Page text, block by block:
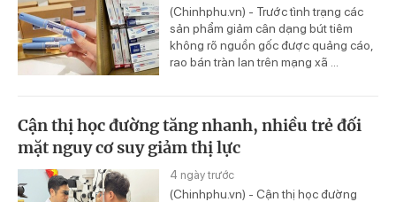
(Chinhphu.vn) - Trước tình trạng các
sản phẩm giảm cân dạng bút tiêm
không rõ nguồn gốc được quảng cáo,
rao bán tràn lan trên mạng xã ...
Cận thị học đường tăng nhanh, nhiều trẻ đối
mặt nguy cơ suy giảm thị lực
4 ngày trước
(Chinhphu.vn) - Cận thị học đường